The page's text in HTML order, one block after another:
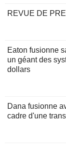
REVUE DE
Eaton fusionne
un géant des
dollars
Dana fusionne
cadre d'une